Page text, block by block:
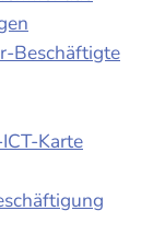
Beschäftigte
Karte